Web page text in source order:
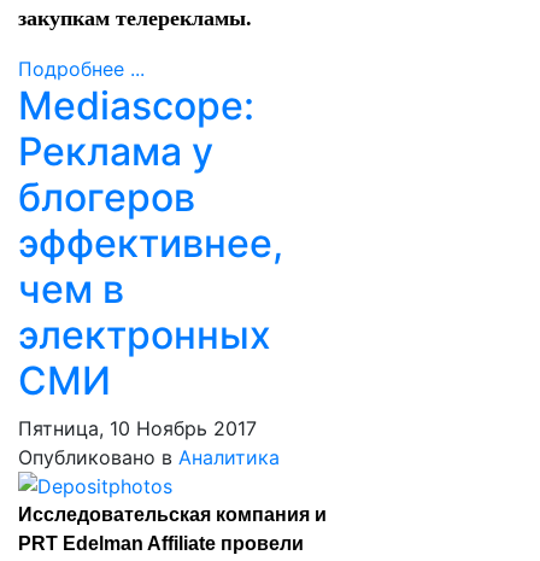
закупкам телерекламы.
Подробнее ...
Mediascope:
Реклама у
блогеров
эффективнее,
чем в
электронных
СМИ
Пятница, 10 Ноябрь 2017
Опубликовано в Аналитика
Исследовательская компания и
PRT Edelman Affiliate провели